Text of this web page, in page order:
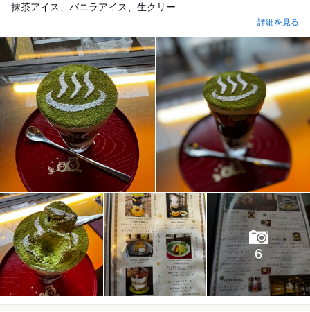
抹茶アイス、バニラアイス、生クリー...
詳細を見る
6